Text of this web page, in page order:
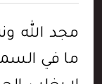
مجد الله
ما في